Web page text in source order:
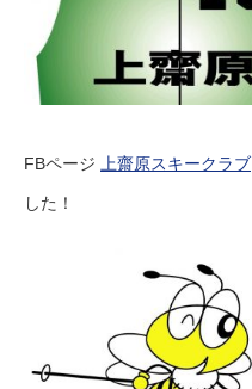
FBページ 上齋原スキークラブ
した！